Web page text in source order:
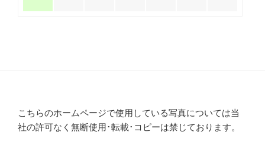
こちらのホームページで使用している写真については当
社の許可なく無断使用･転載･コピーは禁じております。